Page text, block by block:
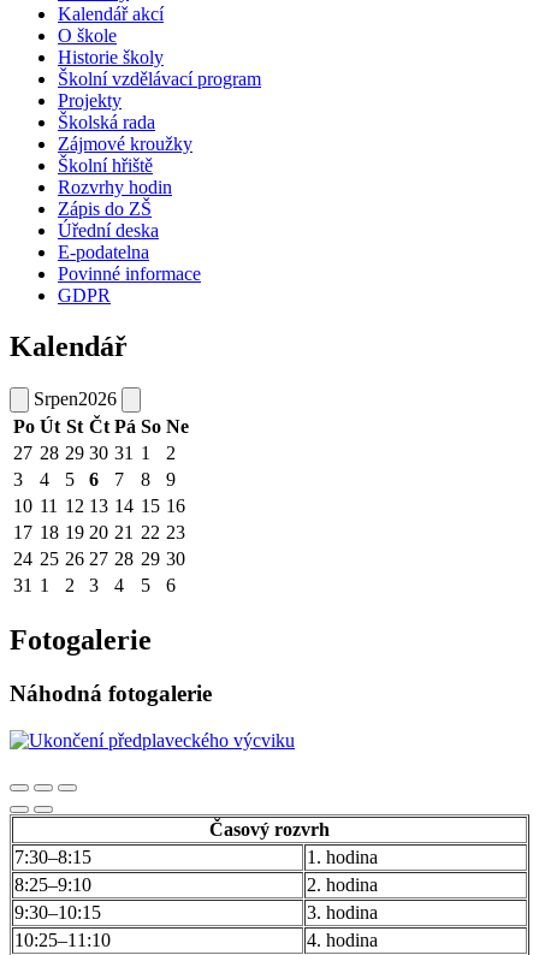
Kalendář akcí
O škole
Historie školy
Školní vzdělávací program
Projekty
Školská rada
Zájmové kroužky
Školní hřiště
Rozvrhy hodin
Zápis do ZŠ
Úřední deska
E-podatelna
Povinné informace
GDPR
Kalendář
Srpen2026
Po Út St Čt Pá So Ne
27 28 29 30 31 1
2
3
4 5 6 7 8
9
10 11 12 13 14 15 16
17 18 19 20 21 22 23
24 25 26 27 28 29 30
31 1 2 3 4 5 6
Fotogalerie
Náhodná fotogalerie
Časový rozvrh
7:30–8:15
1. hodina
8:25–9:10
2. hodina
9:30–10:15
3. hodina
10:25–11:10
4. hodina